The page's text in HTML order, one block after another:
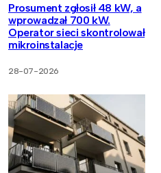
Prosument zgłosił 48 kW, a
wprowadzał 700 kW.
Operator sieci skontrolował
mikroinstalacje
28-07-2026